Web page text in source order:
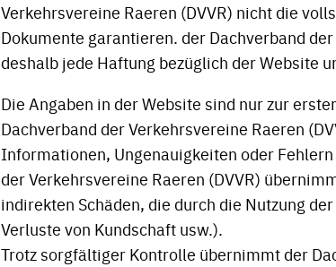
Verkehrsvereine Raeren (DVVR) nicht die
Dokumente garantieren. der Dachverband
deshalb jede Haftung bezüglich der Website
Die Angaben in der Website sind nur zur
Dachverband der Verkehrsvereine Raeren
Informationen, Ungenauigkeiten oder
der Verkehrsvereine Raeren (DVVR)
indirekten Schäden, die durch die Nutzung
Verluste von Kundschaft usw.).
Trotz sorgfältiger Kontrolle übernimmt der